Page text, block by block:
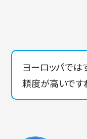
ヨーロッパでは
頼度が高いです